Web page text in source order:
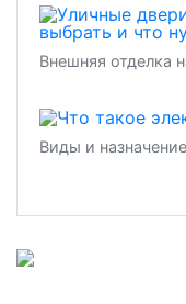
Внешняя отделка
Виды и